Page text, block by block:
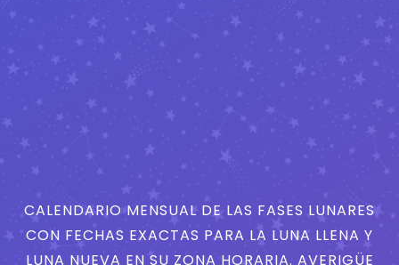
CALENDARIO MENSUAL DE LAS FASES LUNARES
CON FECHAS EXACTAS PARA LA LUNA LLENA Y
LUNA NUEVA EN SU ZONA HORARIA. AVERIGÜE